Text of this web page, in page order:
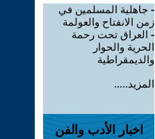
- جاهلية المسلمين في
زمن الانفتاح والعولمة
- العراق تحت رحمة
الحرية والحوار
والديمقراطية
المزيد.....
اخبار الأدب والفن